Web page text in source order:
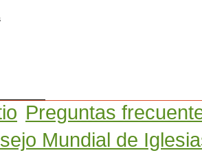
Preguntas
Mundial de